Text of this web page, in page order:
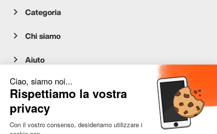
Categoria
Chi siamo
Aiuto
Servizio clienti
occasion.migros.mobile@recommerce.com
Lunedì-Venerdì 08:00-17:00